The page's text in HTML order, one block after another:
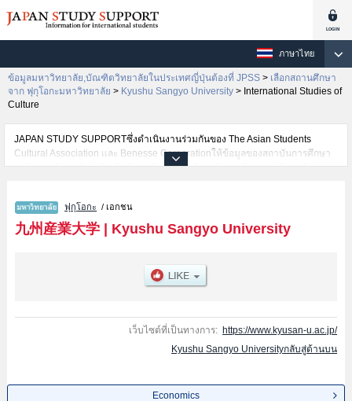
ภาษาไทย
ข้อมูลมหาวิทยาลัย,บัณฑิตวิทยาลัยในประเทศญี่ปุ่นต้องที่ JPSS > เลือกสถานศึกษา
จาก ฟุกุโอกะมหาวิทยาลัย > Kyushu Sangyo University > International Studies of
Culture
JAPAN STUDY SUPPORTซึ่งดำเนินงานร่วมกันของ The Asian Students
Cultural Association และ Benesse Corporationให้ข้อมูลของสถาบันการศึกษา
ระดับมหาวิทยาลัย・บัณฑิตวิทยาลัย・วิทยาลัยระดับอนุปริญญา・วิทยาลัย
นักศึกษาต่างชาติเช่นข้อมูลของแต่ละคณะ,ข้อมูลการสอบคัดเลือกเข้าศึกษาเช่น
จำนวนคนที่รับสมัครหรือจำนวนคนที่ผ่านการสอบคัดเลือกเป็นต้น,แนะนำสถาน
ที่,การเดินทางเป็นต้นไว้ด้วยดังนั้นขอเชิญใช้บริการค้นหาข้อมูลตามอัธยาศัย
ฟุกุโอกะ / เอกชน
九州産業大学| Kyushu Sangyo University
เว็บไซต์ที่เป็นทางการ: https://www.kyusan-u.ac.jp/
Kyushu Sangyo Universityกลับสู่ด้านบน
Economics